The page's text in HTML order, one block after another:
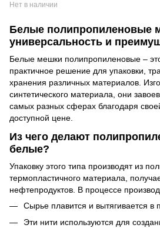
Нет в наличии
Белые полипропиленовые
универсальность и
Белые мешки полипропиленовые –
практичное решение для упаковки,
хранения различных материалов.
синтетического материала, они
самых разных сферах благодаря
доступной цене.
Из чего делают
белые?
Упаковку этого типа производят из
термопластичного материала,
нефтепродуктов. В процессе
Сырье плавится и вытягивается в
Эти нити используются для